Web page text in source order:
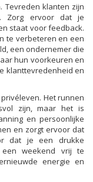
Tevreden klanten zijn
Zorg ervoor dat je
staat voor feedback.
te verbeteren en een
een ondernemer die
hun voorkeuren en
klanttevredenheid en
Het runnen
zijn, maar het is
en persoonlijke
en zorgt ervoor dat
dat je een drukke
een weekend vrij te
energie en